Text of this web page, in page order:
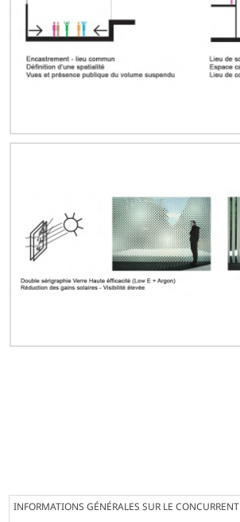
INFORMATIONS GÉNÉRALES SUR LE CONCURRENT